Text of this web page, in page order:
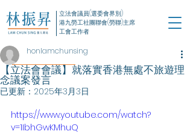
立法會議員(選委會界別)
港九勞工社團聯會(勞聯)主席
工會工作者
【立法會會議】就落實香港無處不旅遊理
念議案發言
honlamchunsing
已更新： 2025年3月3日
https://www.youtube.com/watch?
v=1IbhGwKMhuQ